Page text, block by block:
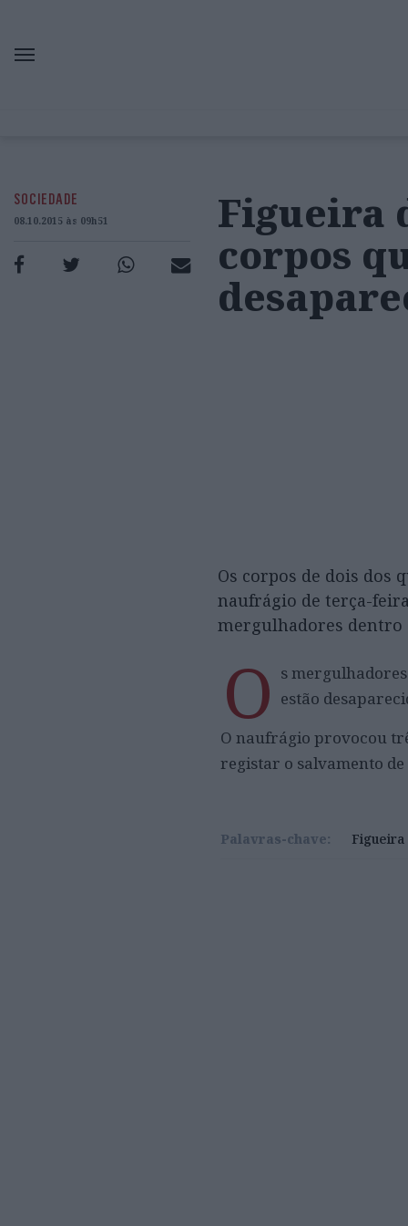
SOCIEDADE
08.10.2015 às 09h51
Figueira
corpos
Os corpos de dois dos
naufrágio de terça-
mergulhadores
O s
estão
O naufrágio provocou
registar o salvamento de
Palavras-chave: Figueira